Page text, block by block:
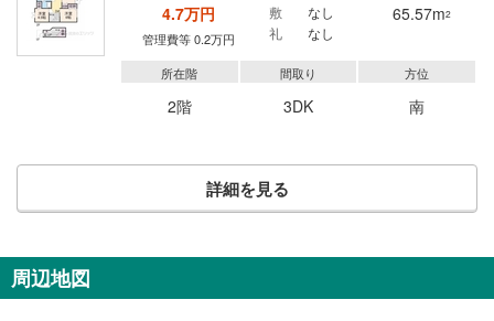
4.7万円
管理費等 0.2万円
敷
なし
礼
なし
65.57m2
所在階
2階
間取り
3DK
方位
南
詳細を見る
周辺地図